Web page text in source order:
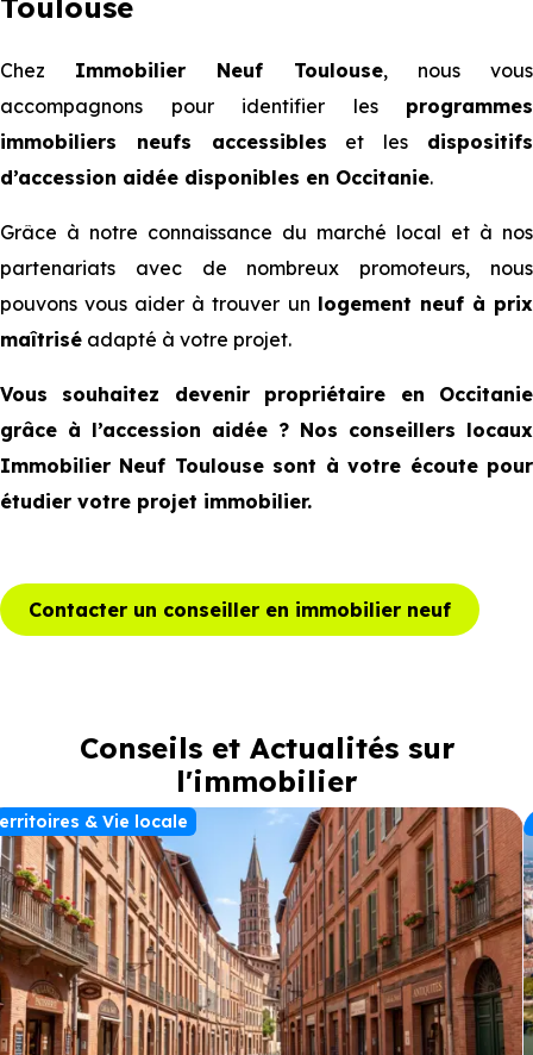
Toulouse
Chez Immobilier Neuf Toulouse, nous vous
accompagnons pour identifier les programmes
immobiliers neufs accessibles et les dispositifs
d’accession aidée disponibles en Occitanie.
Grâce à notre connaissance du marché local et à nos
partenariats avec de nombreux promoteurs, nous
pouvons vous aider à trouver un logement neuf à prix
maîtrisé adapté à votre projet.
Vous souhaitez devenir propriétaire en Occitanie
grâce à l’accession aidée ? Nos conseillers locaux
Immobilier Neuf Toulouse sont à votre écoute pour
étudier votre projet immobilier.
Contacter un conseiller en immobilier neuf
Conseils et Actualités sur
l'immobilier
& Vie locale